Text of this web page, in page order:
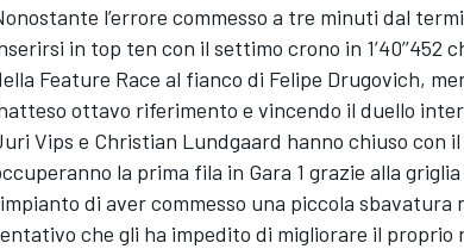
l’errore commesso a tre minuti dal
in top ten con il settimo crono in
Feature Race al fianco di Felipe Drugovich,
ottavo riferimento e vincendo il duello
Vips e Christian Lundgaard hanno chiuso con
la prima fila in Gara 1 grazie alla
di aver commesso una piccola
che gli ha impedito di migliorare il proprio